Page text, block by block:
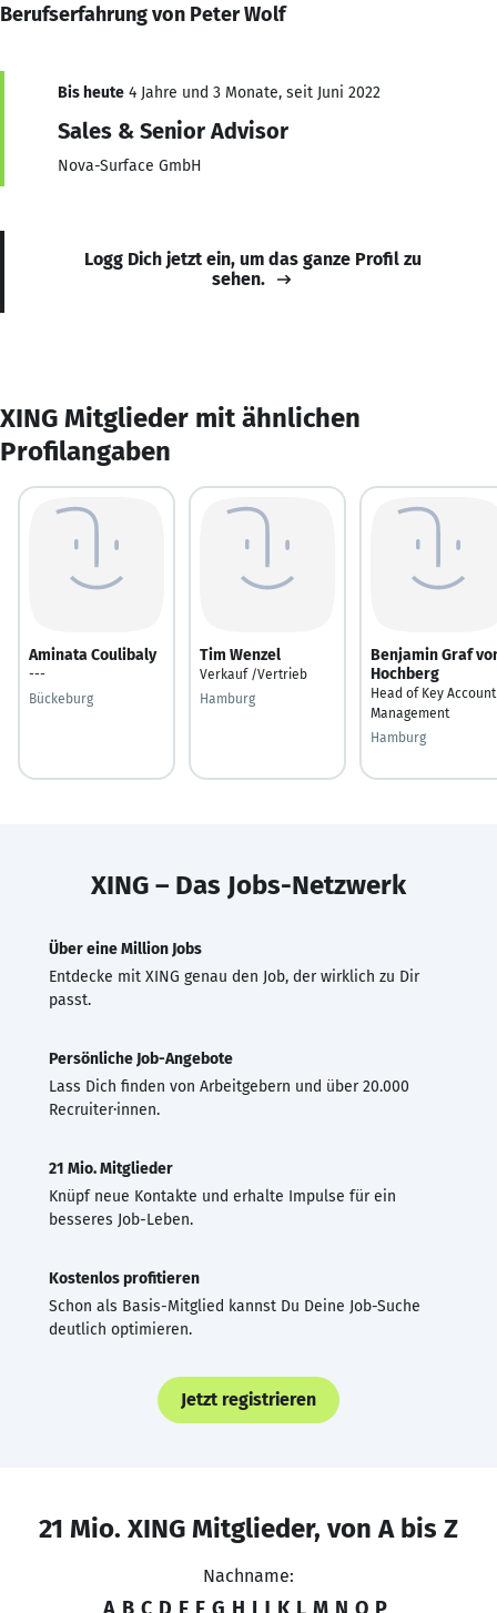
Berufserfahrung von Peter Wolf
Bis heute 4 Jahre und 3 Monate, seit Juni 2022
Sales & Senior Advisor
Nova-Surface GmbH
Logg Dich jetzt ein, um das ganze Profil zu
sehen.
XING Mitglieder mit ähnlichen
Profilangaben
Aminata Coulibaly
---
Bückeburg
Tim Wenzel
Verkauf /Vertrieb
Hamburg
Benjamin Graf
Hochberg
Head of Key Account
Management
Hamburg
XING – Das Jobs-Netzwerk
Über eine Million Jobs
Entdecke mit XING genau den Job, der wirklich zu Dir
passt.
Persönliche Job-Angebote
Lass Dich finden von Arbeitgebern und über 20.000
Recruiter·innen.
21 Mio. Mitglieder
Knüpf neue Kontakte und erhalte Impulse für ein
besseres Job-Leben.
Kostenlos profitieren
Schon als Basis-Mitglied kannst Du Deine Job-Suche
deutlich optimieren.
Jetzt registrieren
21 Mio. XING Mitglieder, von A bis Z
Nachname:
A B C D E F G H I J K L M N O P